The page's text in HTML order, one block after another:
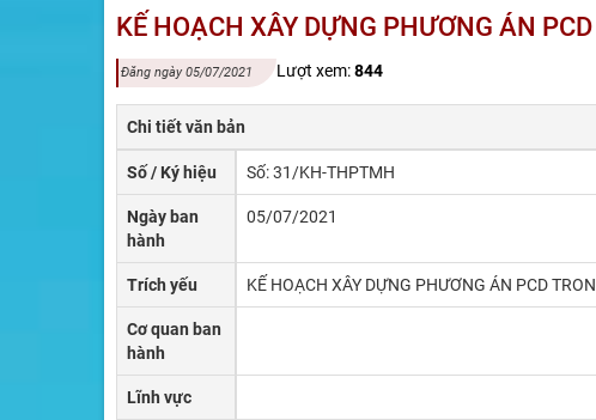
KẾ HOẠCH XÂY DỰNG PHƯƠNG ÁN
Đăng ngày 05/07/2021 Lượt xem:844
Chi tiết văn bản
Số / Ký hiệu Số: 31/KH-THPTMH
Ngày ban
hành
05/07/2021
Trích yếu KẾ HOẠCH XÂY DỰNG PHƯƠNG ÁN PCD
Cơ quan ban
hành
Lĩnh vực